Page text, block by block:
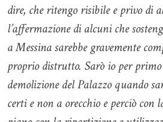
dire, che ritengo risibile e privo di
l’affermazione di alcuni che
a Messina sarebbe gravemente
proprio distrutto. Sarò io per
demolizione del Palazzo quando
certi e non a orecchio e perciò con